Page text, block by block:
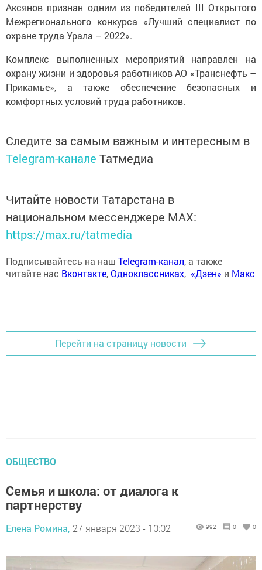
Аксянов признан одним из победителей III Открытого
Межрегионального конкурса «Лучший специалист по
охране труда Урала – 2022».
Комплекс выполненных мероприятий направлен на
охрану жизни и здоровья работников АО «Транснефть –
Прикамье», а также обеспечение безопасных и
комфортных условий труда работников.
Следите за самым важным и интересным в
Telegram-канале Татмедиа
Читайте новости Татарстана в
национальном мессенджере MАХ:
https://max.ru/tatmedia
Подписывайтесь на наш Telegram-канал, а также
читайте нас Вконтакте,Одноклассниках, «Дзен» и Макс
Перейти на страницу новости
ОБЩЕСТВО
Семья и школа: от диалога к
партнерству
Елена Ромина, 27 января 2023 - 10:02 992 0 0